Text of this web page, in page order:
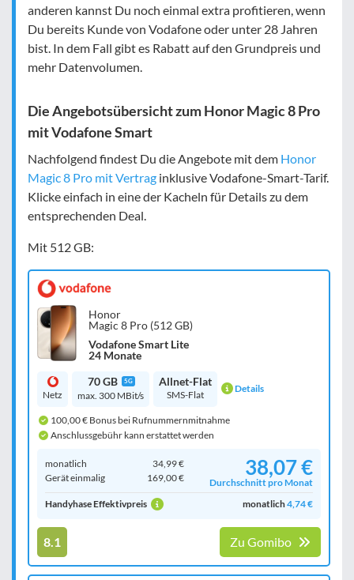
anderen kannst Du noch einmal extra profitieren, wenn
Du bereits Kunde von Vodafone oder unter 28 Jahren
bist. In dem Fall gibt es Rabatt auf den Grundpreis und
mehr Datenvolumen.
Die Angebotsübersicht zum Honor Magic 8 Pro
mit Vodafone Smart
Nachfolgend findest Du die Angebote mit dem Honor
Magic 8 Pro mit Vertrag inklusive Vodafone-Smart-Tarif.
Klicke einfach in eine der Kacheln für Details zu dem
entsprechenden Deal.
Mit 512 GB:
Honor
Magic 8 Pro (512 GB)
Vodafone Smart Lite
24 Monate
Netz
70 GB 5G
max. 300 MBit/s
Allnet-Flat
SMS-Flat Details
100,00 € Bonus bei Rufnummernmitnahme
Anschlussgebühr kann erstattet werden
monatlich
34,99 €
Gerät einmalig
169,00 € 38,07 €
Durchschnitt pro Monat
Handyhase Effektivpreis
monatlich4,74 €
8.1 Zu Gomibo